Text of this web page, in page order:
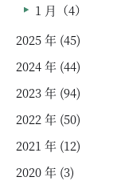
1 月（4）
2025 年 (45)
2024 年 (44)
2023 年 (94)
2022 年 (50)
2021 年 (12)
2020 年 (3)